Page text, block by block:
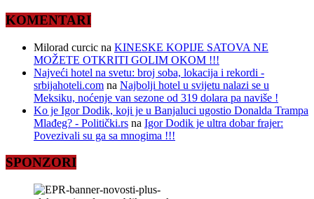
KOMENTARI
Milorad curcic na KINESKE KOPIJE SATOVA NE
MOŽETE OTKRITI GOLIM OKOM !!!
Najveći hotel na svetu: broj soba, lokacija i rekordi -
srbijahoteli.com na Najbolji hotel u svijetu nalazi se u
Meksiku, noćenje van sezone od 319 dolara pa naviše !
Ko je Igor Dodik, koji je u Banjaluci ugostio Donalda Trampa
Mlađeg? - Politički.rs na Igor Dodik je ultra dobar frajer:
Povezivali su ga sa mnogima !!!
SPONZORI